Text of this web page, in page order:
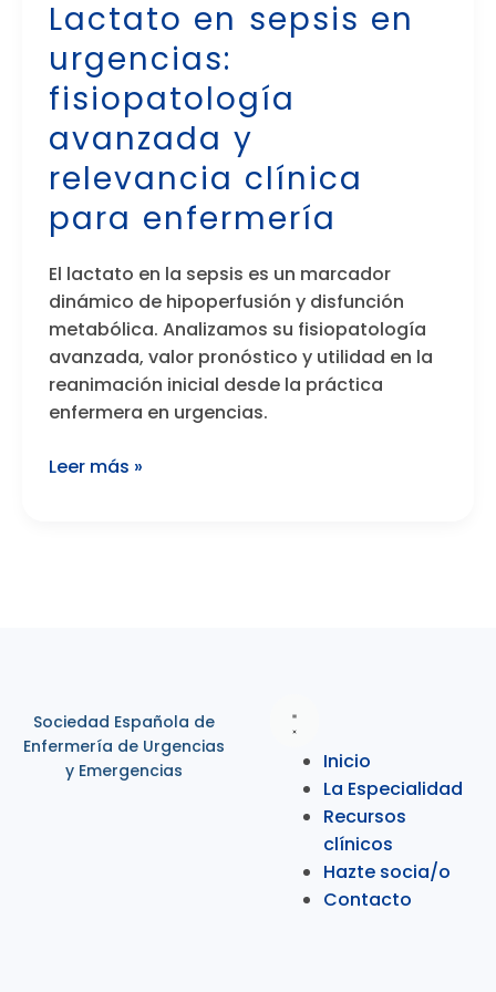
Lactato en sepsis en
urgencias:
fisiopatología
avanzada y
relevancia clínica
para enfermería
El lactato en la sepsis es un marcador
dinámico de hipoperfusión y disfunción
metabólica. Analizamos su fisiopatología
avanzada, valor pronóstico y utilidad en la
reanimación inicial desde la práctica
enfermera en urgencias.
sepsis
en
urgencias:
fisiopatología
avanzada
relevancia
clínica
para
enfermería
Leer más »
Sociedad Española de
Enfermería de Urgencias
y Emergencias
Inicio
La Especialidad
Recursos
clínicos
Hazte socia/o
Contacto